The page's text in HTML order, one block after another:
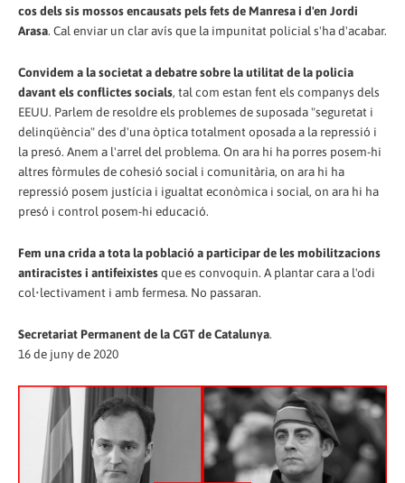
cos dels sis mossos encausats pels fets de Manresa i d'en Jordi
Arasa. Cal enviar un clar avís que la impunitat policial s'ha d'acabar.
Convidem a la societat a debatre sobre la utilitat de la policia
davant els conflictes socials, tal com estan fent els companys dels
EEUU. Parlem de resoldre els problemes de suposada "seguretat i
delinqüència" des d'una òptica totalment oposada a la repressió i
la presó. Anem a l'arrel del problema. On ara hi ha porres posem-hi
altres fòrmules de cohesió social i comunitària, on ara hi ha
repressió posem justícia i igualtat econòmica i social, on ara hi ha
presó i control posem-hi educació.
Fem una crida a tota la població a participar de les mobilitzacions
antiracistes i antifeixistesque es convoquin. A plantar cara a l'odi
col•lectivament i amb fermesa. No passaran.
Secretariat Permanent de la CGT de Catalunya.
16 de juny de 2020